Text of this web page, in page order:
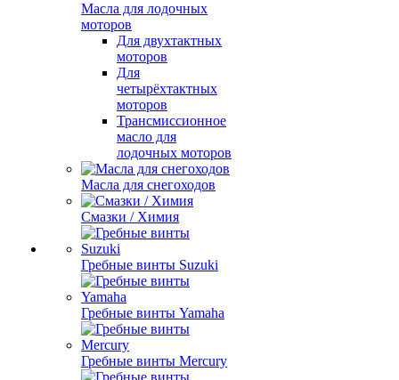
Масла для лодочных
моторов
Для двухтактных
моторов
Для
четырёхтактных
моторов
Трансмиссионное
масло для
лодочных моторов
Масла для снегоходов
Смазки / Химия
Гребные винты Suzuki
Гребные винты Yamaha
Гребные винты Mercury